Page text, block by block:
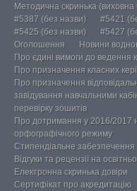
Методична скринька (виховна
#5387 (без назви)
#5421
#5425 (без назви)
#5427
Оголошення
Новини
Про єдині вимоги до ведення
Про призначення класних
Про призначення
завідування навчальними
перевірку зошитів
Про дотримання у 2016/2017
орфографічного режиму
Стипендіальне забезпечення
Відгуки та рецензії на
Електронна скринька довіри
Сертифікат про акредитацію